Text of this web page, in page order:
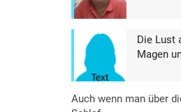
Die Lust
Magen
Auch wenn man über